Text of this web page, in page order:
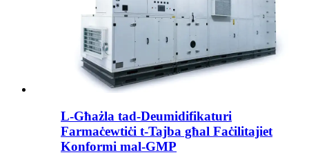
L-Għażla tad-Deumidifikaturi
Farmaċewtiċi t-Tajba għal Faċilitajiet
Konformi mal-GMP